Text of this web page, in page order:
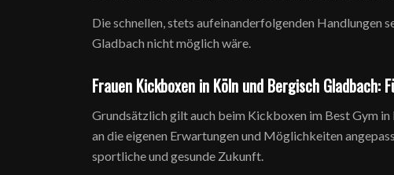
Die schnellen, stets aufeinanderfolgenden Handlungen
Gladbach nicht möglich wäre.
Frauen Kickboxen in Köln und Bergisch Gladbach:
Grundsätzlich gilt auch beim Kickboxen im Best Gym
an die eigenen Erwartungen und Möglichkeiten
sportliche und gesunde Zukunft.